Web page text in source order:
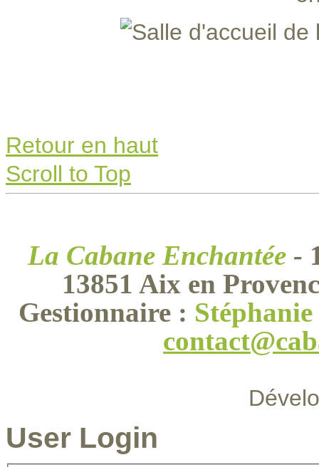
Retour en haut
Scroll to Top
La Cabane Enchantée-
13851 Aix en
Gestionnaire :
User Login